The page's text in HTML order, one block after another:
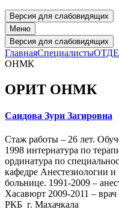
Версия для слабовидящих
Меню
Версия для слабовидящих
ГлавнаяСпециалисты
ОНМК
ОРИТ ОНМК
Саидова Зури Загировна
Стаж работы – 26 лет.
1998 интернатура по
ординатура по
кафедре Анестезиологии
больнице. 1991-2009 –
Хасавюрт 2009-2011 –
РКБ г. Махачкала